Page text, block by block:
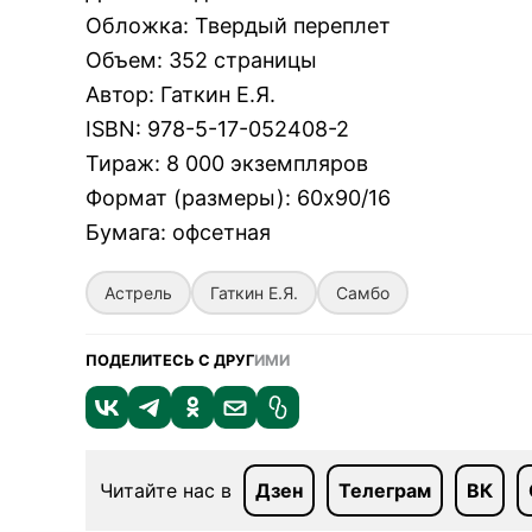
Обложка: Твердый переплет
Объем: 352 страницы
Автор: Гаткин Е.Я.
ISBN: 978-5-17-052408-2
Тираж: 8 000 экземпляров
Формат (размеры): 60х90/16
Бумага: офсетная
Астрель Гаткин Е.Я. Самбо
ПОДЕЛИТЕСЬ С ДРУГИМИ
Читайте нас в Дзен Телеграм ВК